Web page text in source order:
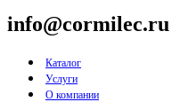
info@cormilec.ru
Каталог
Услуги
О компании